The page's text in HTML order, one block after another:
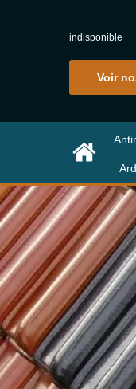
indisponible
Voir